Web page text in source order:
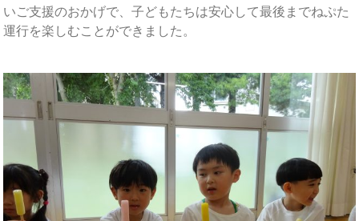
いご支援のおかげで、子どもたちは安心して最後までねぷた
運行を楽しむことができました。